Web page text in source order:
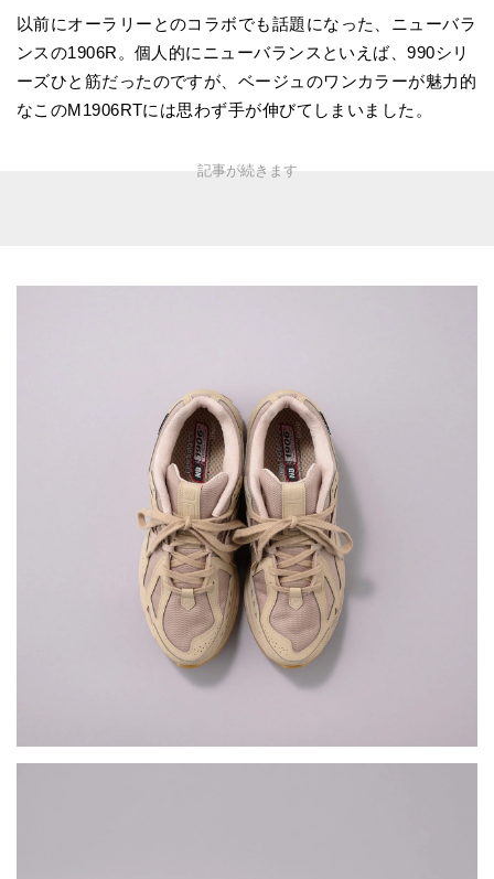
以前にオーラリーとのコラボでも話題になった、ニューバラ
ンスの1906R。個人的にニューバランスといえば、990シリ
ーズひと筋だったのですが、ベージュのワンカラーが魅力的
なこのM1906RTには思わず手が伸びてしまいました。